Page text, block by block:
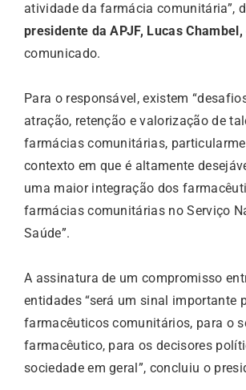
atividade da farmácia comunitária”,
presidente da APJF, Lucas Chambel,
comunicado.
Para o responsável, existem
atração, retenção e valorização de
farmácias comunitárias,
contexto em que é altamente
uma maior integração dos
farmácias comunitárias no Serviço
Saúde”.
A assinatura de um compromisso
entidades “será um sinal importante
farmacêuticos comunitários, para o
farmacêutico, para os decisores
sociedade em geral”, concluiu o